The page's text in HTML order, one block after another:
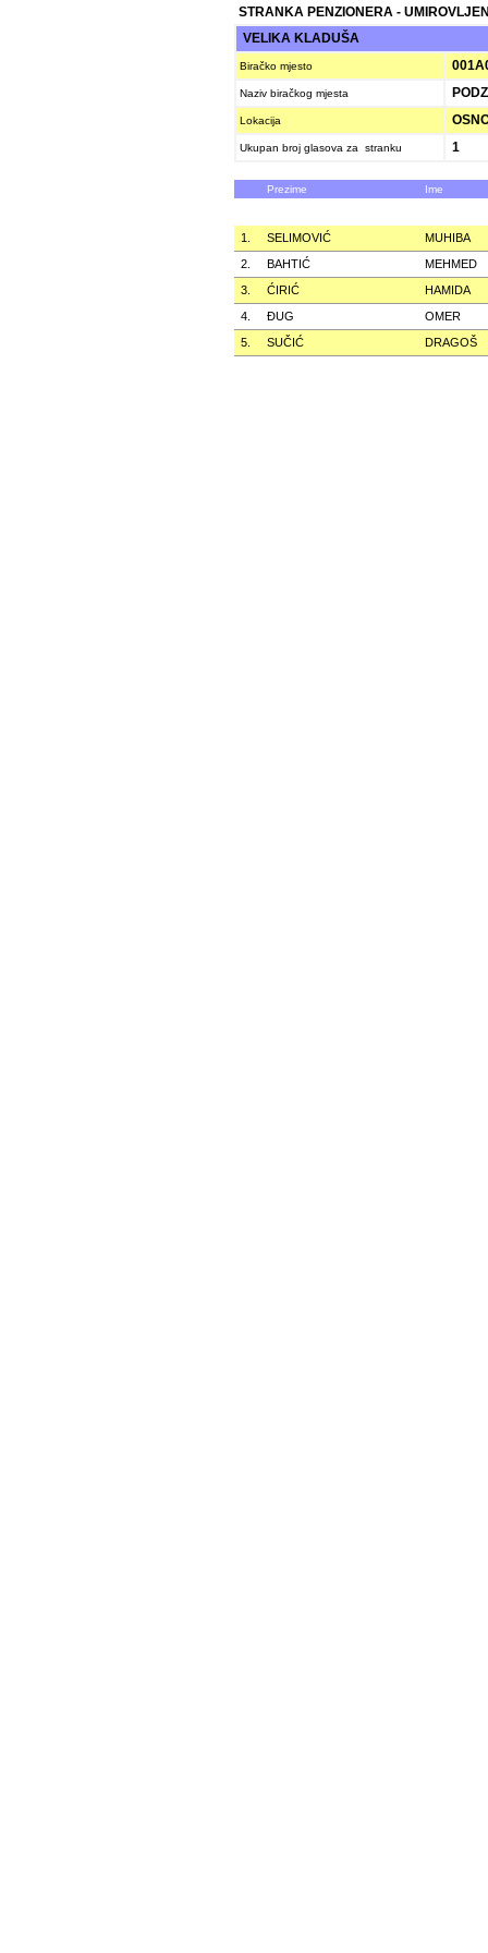
STRANKA PENZIONERA -
VELIKA KLADUŠA
Biračko mjesto
Naziv biračkog mjesta
Lokacija
Ukupan broj glasova za stranku 1
Prezime Ime
1. SELIMOVIĆ
MUHIBA
2.
BAHTIĆ
MEHMED
3.
ĆIRIĆ
HAMIDA
4.
ÐUG
OMER
5.
SUČIĆ DRAGOŠ